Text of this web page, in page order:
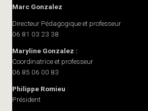
Marc Gonzalez
Directeur Pédagogique et professeur
06 81 03 23 38
Maryline Gonzalez :
Coordinatrice et professeur
06 85 06 00 83
Philippe Romieu :
Président